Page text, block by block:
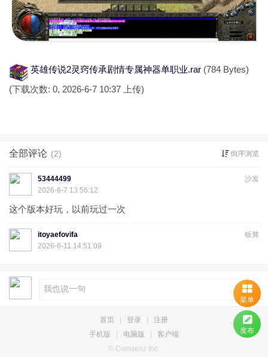
英雄传说2灵窍传承剧情专属神器单职业.rar (784 Bytes)
(下载次数: 0, 2026-6-7 10:37 上传)
全部评论 (2) 倒序浏览
沙发
53444499
2026-6-7 13:56:12
这个版本好玩，以前玩过一次
板凳
itoyaefovifa
2026-6-11 14:51:09
首页 | 登录 |
注册
手机版
| 电脑版 |
客户端
© Comsenz Inc.
菜单
发布